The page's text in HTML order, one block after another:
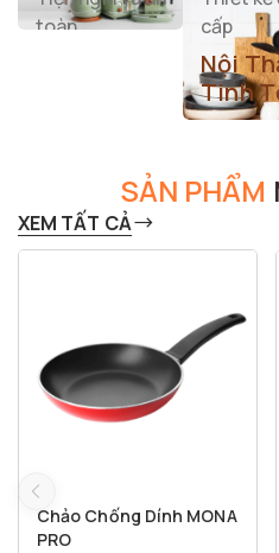
toàn
cấp
Nội
Tinh
SẢN PHẨM
XEM TẤT CẢ
Chảo Chống Dính MONA
PRO